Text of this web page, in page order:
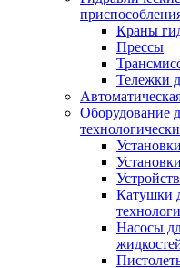
Краны
Прессы
Тележки
Оборудование
Катушки
Насосы